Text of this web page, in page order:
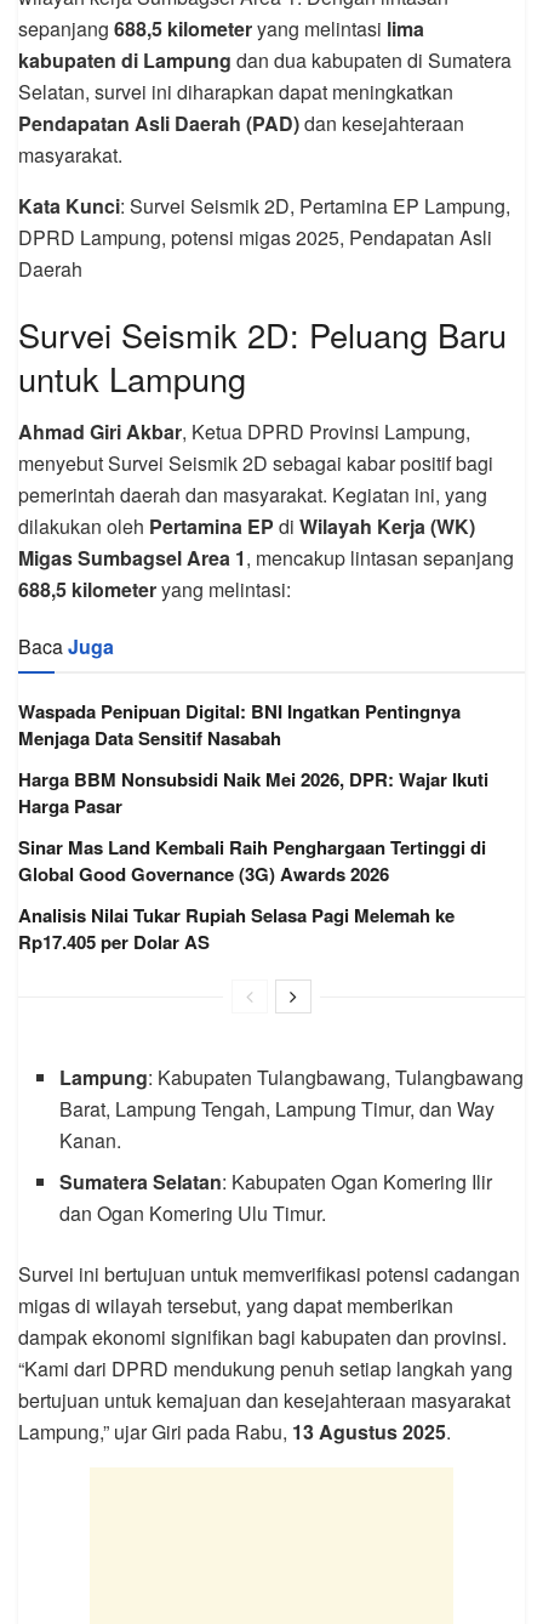
sepanjang 688,5 kilometeryang melintasi lima
kabupaten di Lampung dan dua kabupaten di Sumatera
Selatan, survei ini diharapkan dapat meningkatkan
Pendapatan Asli Daerah (PAD)dan kesejahteraan
masyarakat.
Kata Kunci: Survei Seismik 2D, Pertamina EP Lampung,
DPRD Lampung, potensi migas 2025, Pendapatan Asli
Daerah
Survei Seismik 2D: Peluang Baru
untuk Lampung
Ahmad Giri Akbar, Ketua DPRD Provinsi Lampung,
menyebut Survei Seismik 2D sebagai kabar positif bagi
pemerintah daerah dan masyarakat. Kegiatan ini, yang
dilakukan oleh Pertamina EP di Wilayah Kerja (WK)
Migas Sumbagsel Area 1, mencakup lintasan sepanjang
688,5 kilometeryang melintasi:
BacaJuga
Waspada Penipuan Digital: BNI Ingatkan Pentingnya
Menjaga Data Sensitif Nasabah
Harga BBM Nonsubsidi Naik Mei 2026, DPR: Wajar Ikuti
Harga Pasar
Sinar Mas Land Kembali Raih Penghargaan Tertinggi di
Global Good Governance (3G) Awards 2026
Analisis Nilai Tukar Rupiah Selasa Pagi Melemah ke
Rp17.405 per Dolar AS
Lampung: Kabupaten Tulangbawang, Tulangbawang
Barat, Lampung Tengah, Lampung Timur, dan Way
Kanan.
Sumatera Selatan: Kabupaten Ogan Komering Ilir
dan Ogan Komering Ulu Timur.
Survei ini bertujuan untuk memverifikasi potensi cadangan
migas di wilayah tersebut, yang dapat memberikan
dampak ekonomi signifikan bagi kabupaten dan provinsi.
“Kami dari DPRD mendukung penuh setiap langkah yang
bertujuan untuk kemajuan dan kesejahteraan masyarakat
Lampung,” ujar Giri pada Rabu, 13 Agustus 2025.